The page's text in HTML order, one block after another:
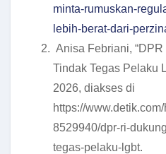
minta-rumuskan-
lebih-berat-dari-
Anisa Febriani,
Tindak Tegas Pelaku
2026, diakses di
https://
8529940/dpr-ri-
tegas-pelaku-lgbt.